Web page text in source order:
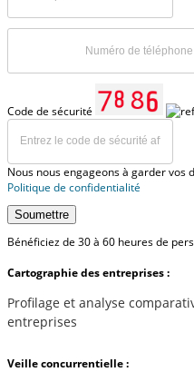
Code de sécurité
Nous nous engageons à garder vos
Politique de confidentialité
Soumettre
Bénéficiez de 30 à 60 heures de
Cartographie des entreprises :
Profilage et analyse
entreprises
Veille concurrentielle :